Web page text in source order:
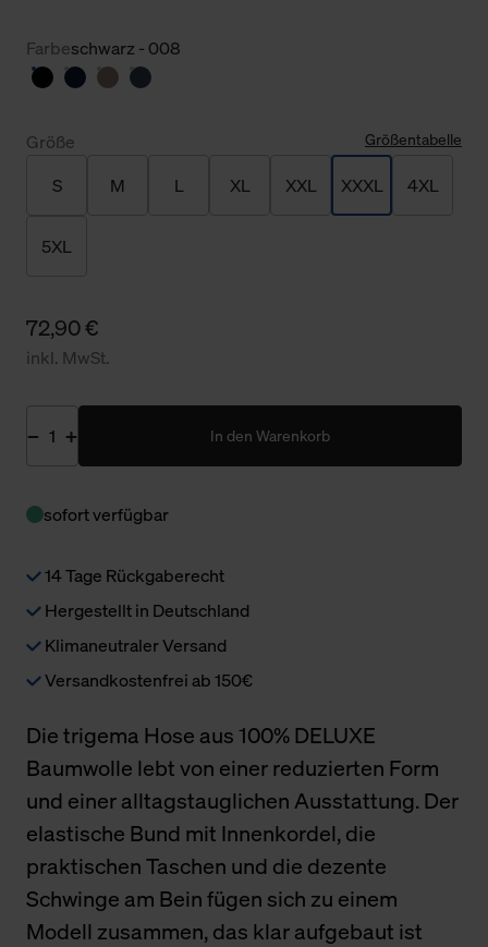
Farbeschwarz - 008
Größe Größentabelle
S M L XL XXL XXXL 4XL
5XL
72,90 €
inkl. MwSt.
In den Warenkorb
sofort verfügbar
14 Tage Rückgaberecht
Hergestellt in Deutschland
Klimaneutraler Versand
Versandkostenfrei ab 150€
Die trigema Hose aus 100% DELUXE
Baumwolle lebt von einer reduzierten Form
und einer alltagstauglichen Ausstattung. Der
elastische Bund mit Innenkordel, die
praktischen Taschen und die dezente
Schwinge am Bein fügen sich zu einem
Modell zusammen, das klar aufgebaut ist